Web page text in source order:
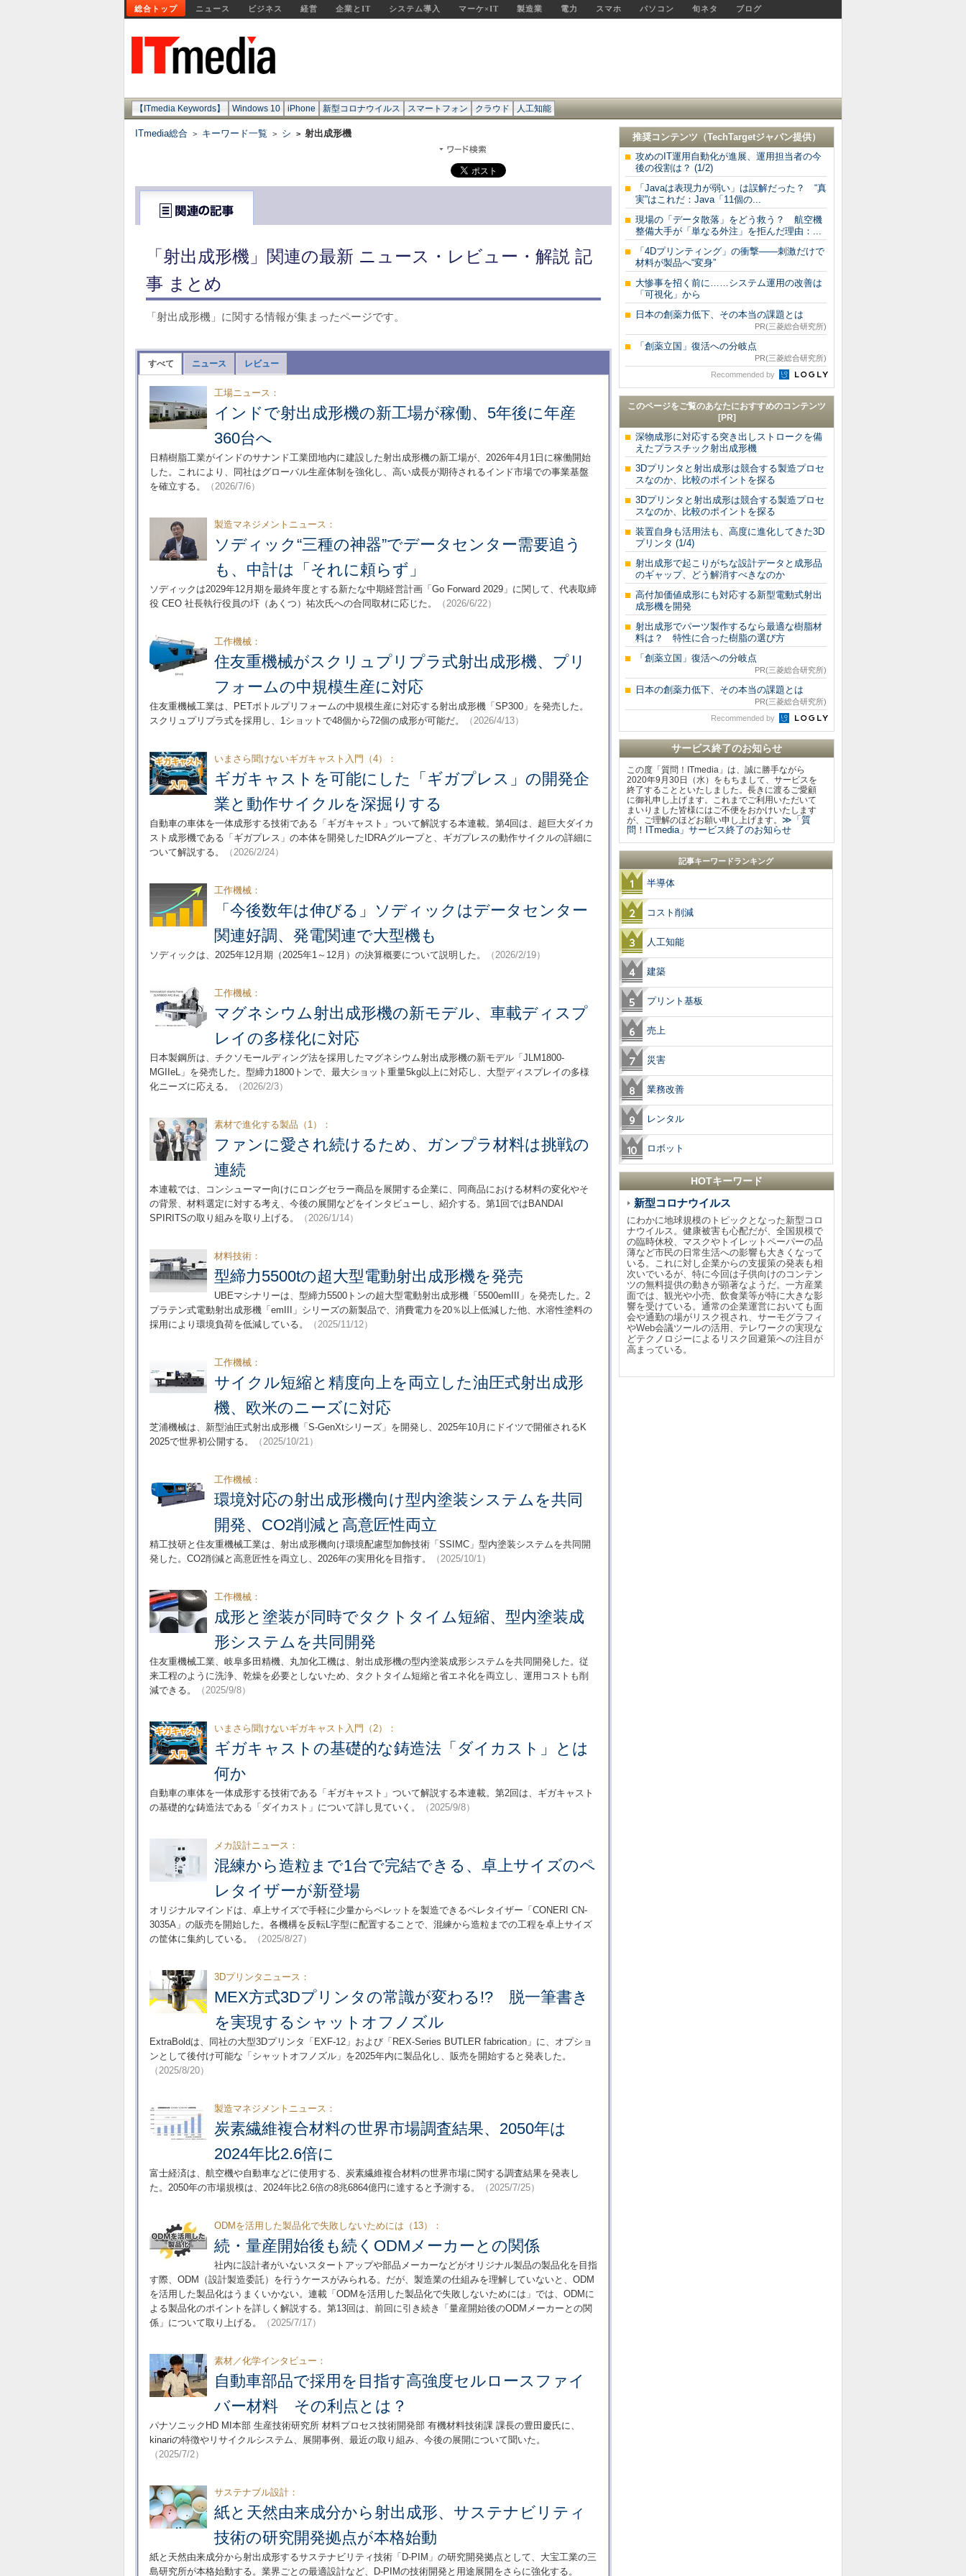
総合トップ ニュース ビジネス 経営 企業とIT システム導入 マーケ×IT 製造業 電力 スマホ パソコン 旬ネタ ブログ
【ITmedia Keywords】 Windows 10 iPhone 新型コロナウイルス スマートフォン クラウド 人工知能
ITmedia総合 > キーワード一覧 > シ > 射出成形機
「射出成形機」関連の最新 ニュース・レビュー・解説 記
事 まとめ
「射出成形機」に関する情報が集まったページです。
すべて ニュース レビュー
工場ニュース：
インドで射出成形機の新工場が稼働、5年後に年産
360台へ
日精樹脂工業がインドのサナンド工業団地内に建設した射出成形機の新工場が、2026年4月1日に稼働開始
した。これにより、同社はグローバル生産体制を強化し、高い成長が期待されるインド市場での事業基盤
を確立する。
（2026/7/6）
製造マネジメントニュース：
ソディック“三種の神器”でデータセンター需要追う
も、中計は「それに頼らず」
ソディックは2029年12月期を最終年度とする新たな中期経営計画「Go Forward 2029」に関して、代表取締
役 CEO 社長執行役員の圷（あくつ）祐次氏への合同取材に応じた。
（2026/6/22）
工作機械：
住友重機械がスクリュプリプラ式射出成形機、プリ
フォームの中規模生産に対応
住友重機械工業は、PETボトルプリフォームの中規模生産に対応する射出成形機「SP300」を発売した。
スクリュプリプラ式を採用し、1ショットで48個から72個の成形が可能だ。
（2026/4/13）
いまさら聞けないギガキャスト入門（4）：
ギガキャストを可能にした「ギガプレス」の開発企
業と動作サイクルを深掘りする
自動車の車体を一体成形する技術である「ギガキャスト」ついて解説する本連載。第4回は、超巨大ダイカ
スト成形機である「ギガプレス」の本体を開発したIDRAグループと、ギガプレスの動作サイクルの詳細に
ついて解説する。
（2026/2/24）
工作機械：
「今後数年は伸びる」ソディックはデータセンター
関連好調、発電関連で大型機も
ソディックは、2025年12月期（2025年1～12月）の決算概要について説明した。 （2026/2/19）
工作機械：
マグネシウム射出成形機の新モデル、車載ディスプ
レイの多様化に対応
日本製鋼所は、チクソモールディング法を採用したマグネシウム射出成形機の新モデル「JLM1800-
MGIIeL」を発売した。型締力1800トンで、最大ショット重量5kg以上に対応し、大型ディスプレイの多様
化ニーズに応える。
（2026/2/3）
素材で進化する製品（1）：
ファンに愛され続けるため、ガンプラ材料は挑戦の
連続
本連載では、コンシューマー向けにロングセラー商品を展開する企業に、同商品における材料の変化やそ
の背景、材料選定に対する考え、今後の展開などをインタビューし、紹介する。第1回ではBANDAI
SPIRITSの取り組みを取り上げる。
（2026/1/14）
材料技術：
型締力5500tの超大型電動射出成形機を発売
UBEマシナリーは、型締力5500トンの超大型電動射出成形機「5500emIII」を発売した。2
プラテン式電動射出成形機「emIII」シリーズの新製品で、消費電力を20％以上低減した他、水溶性塗料の
採用により環境負荷を低減している。
（2025/11/12）
工作機械：
サイクル短縮と精度向上を両立した油圧式射出成形
機、欧米のニーズに対応
芝浦機械は、新型油圧式射出成形機「S-GenXtシリーズ」を開発し、2025年10月にドイツで開催されるK
2025で世界初公開する。
（2025/10/21）
工作機械：
環境対応の射出成形機向け型内塗装システムを共同
開発、CO2削減と高意匠性両立
精工技研と住友重機械工業は、射出成形機向け環境配慮型加飾技術「SSIMC」型内塗装システムを共同開
発した。CO2削減と高意匠性を両立し、2026年の実用化を目指す。
（2025/10/1）
工作機械：
成形と塗装が同時でタクトタイム短縮、型内塗装成
形システムを共同開発
住友重機械工業、岐阜多田精機、丸加化工機は、射出成形機の型内塗装成形システムを共同開発した。従
来工程のように洗浄、乾燥を必要としないため、タクトタイム短縮と省エネ化を両立し、運用コストも削
減できる。
（2025/9/8）
いまさら聞けないギガキャスト入門（2）：
ギガキャストの基礎的な鋳造法「ダイカスト」とは
何か
自動車の車体を一体成形する技術である「ギガキャスト」ついて解説する本連載。第2回は、ギガキャスト
の基礎的な鋳造法である「ダイカスト」について詳し見ていく。
（2025/9/8）
メカ設計ニュース：
混練から造粒まで1台で完結できる、卓上サイズのペ
レタイザーが新登場
オリジナルマインドは、卓上サイズで手軽に少量からペレットを製造できるペレタイザー「CONERI CN-
3035A」の販売を開始した。各機構を反転L字型に配置することで、混練から造粒までの工程を卓上サイズ
の筐体に集約している。
（2025/8/27）
3Dプリンタニュース：
MEX方式3Dプリンタの常識が変わる!? 脱一筆書き
を実現するシャットオフノズル
ExtraBoldは、同社の大型3Dプリンタ「EXF-12」および「REX-Series BUTLER fabrication」に、オプショ
ンとして後付け可能な「シャットオフノズル」を2025年内に製品化し、販売を開始すると発表した。
（2025/8/20）
製造マネジメントニュース：
炭素繊維複合材料の世界市場調査結果、2050年は
2024年比2.6倍に
富士経済は、航空機や自動車などに使用する、炭素繊維複合材料の世界市場に関する調査結果を発表し
た。2050年の市場規模は、2024年比2.6倍の8兆6864億円に達すると予測する。
（2025/7/25）
ODMを活用した製品化で失敗しないためには（13）：
続・量産開始後も続くODMメーカーとの関係
社内に設計者がいないスタートアップや部品メーカーなどがオリジナル製品の製品化を目指
す際、ODM（設計製造委託）を行うケースがみられる。だが、製造業の仕組みを理解していないと、ODM
を活用した製品化はうまくいかない。連載「ODMを活用した製品化で失敗しないためには」では、ODMに
よる製品化のポイントを詳しく解説する。第13回は、前回に引き続き「量産開始後のODMメーカーとの関
係」について取り上げる。
（2025/7/17）
素材／化学インタビュー：
自動車部品で採用を目指す高強度セルロースファイ
バー材料 その利点とは？
パナソニックHD MI本部 生産技術研究所 材料プロセス技術開発部 有機材料技術課 課長の豊田慶氏に、
kinariの特徴やリサイクルシステム、展開事例、最近の取り組み、今後の展開について聞いた。
（2025/7/2）
サステナブル設計：
紙と天然由来成分から射出成形、サステナビリティ
技術の研究開発拠点が本格始動
紙と天然由来成分から射出成形するサステナビリティ技術「D-PIM」の研究開発拠点として、大宝工業の三
島研究所が本格始動する。業界ごとの最適設計など、D-PIMの技術開発と用途展開をさらに強化する。
推奨コンテンツ（TechTargetジャパン提供）
攻めのIT運用自動化が進展、運用担当者の今
後の役割は？ (1/2)
「Javaは表現力が弱い」は誤解だった？ “真
実”はこれだ：Java「11個の...
現場の「データ散落」をどう救う？ 航空機
整備大手が「単なる外注」を拒んだ理由：...
「4Dプリンティング」の衝撃――刺激だけで
材料が製品へ“変身”
大惨事を招く前に……システム運用の改善は
「可視化」から
日本の創薬力低下、その本当の課題とは
PR(三菱総合研究所)
「創薬立国」復活への分岐点
PR(三菱総合研究所)
Recommended by
このページをご覧のあなたにおすすめのコンテンツ
[PR]
深物成形に対応する突き出しストロークを備
えたプラスチック射出成形機
3Dプリンタと射出成形は競合する製造プロセ
スなのか、比較のポイントを探る
3Dプリンタと射出成形は競合する製造プロセ
スなのか、比較のポイントを探る
装置自身も活用法も、高度に進化してきた3D
プリンタ (1/4)
射出成形で起こりがちな設計データと成形品
のギャップ、どう解消すべきなのか
高付加価値成形にも対応する新型電動式射出
成形機を開発
射出成形でパーツ製作するなら最適な樹脂材
料は？ 特性に合った樹脂の選び方
「創薬立国」復活への分岐点
PR(三菱総合研究所)
日本の創薬力低下、その本当の課題とは
PR(三菱総合研究所)
Recommended by
サービス終了のお知らせ
この度「質問！ITmedia」は、誠に勝手ながら
2020年9月30日（水）をもちまして、サービスを
終了することといたしました。長きに渡るご愛顧
に御礼申し上げます。これまでご利用いただいて
まいりました皆様にはご不便をおかけいたします
が、ご理解のほどお願い申し上げます。 ≫「質
問！ITmedia」サービス終了のお知らせ
記事キーワードランキング
半導体
コスト削減
人工知能
建築
プリント基板
売上
災害
業務改善
レンタル
ロボット
HOTキーワード
新型コロナウイルス
にわかに地球規模のトピックとなった新型コロ
ナウイルス。健康被害も心配だが、全国規模で
の臨時休校、マスクやトイレットペーパーの品
薄など市民の日常生活への影響も大きくなって
いる。これに対し企業からの支援策の発表も相
次いでいるが、特に今回は子供向けのコンテン
ツの無料提供の動きが顕著なようだ。一方産業
面では、観光や小売、飲食業等が特に大きな影
響を受けている。通常の企業運営においても面
会や通勤の場がリスク視され、サーモグラフィ
やWeb会議ツールの活用、テレワークの実現な
どテクノロジーによるリスク回避策への注目が
高まっている。